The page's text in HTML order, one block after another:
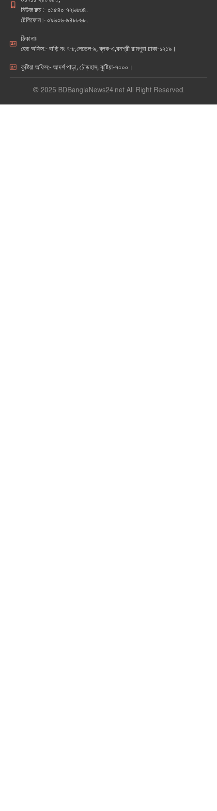
নিউজ রুম :- ০১৫৪০-৭২৬৬৩৪.
টেলিফোন :- ০৯৬০৬-৯৪৮৮৬৮.
ঠিকানাঃ
হেড অফিস:- বাড়ি নং ৭-৮,লেভেল-৯, ব্লক-এ,বনশ্রী রামপুরা ঢাকা-১২১৯।
কুষ্টিয়া অফিস:- আদর্শ পাড়া, চৌড়হাস, কুষ্টিয়া-৭০০০।
© 2025 BDBanglaNews24.net All Right Reserved.